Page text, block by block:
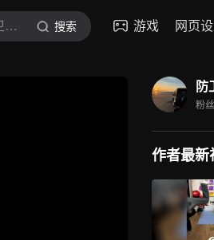
防卫避险技巧 搜索 游戏 网页
防
粉丝
作者最新